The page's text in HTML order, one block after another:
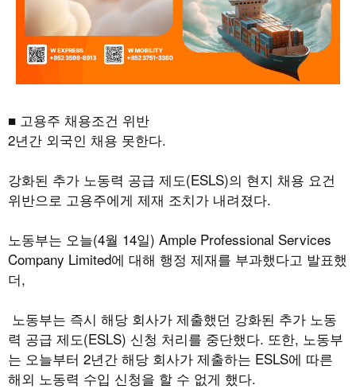
■ 고용주 채용조건 위반
2년간 외국인 채용 못한다.
강화된 추가 노동력 공급 제도(ESLS)의 현지 채용 요건
위반으로 고용주에게 제재 조치가 내려졌다.
노동부는 오늘(4월 14일) Ample Professional Services
Company Limited에 대해 행정 제재를 부과했다고 발표했
더,
노동부는 즉시 해당 회사가 제출했던 강화된 추가 노동
력 공급 제도(ESLS) 신청 처리를 중단했다. 또한, 노동부
는 오늘부터 2년간 해당 회사가 제출하는 ESLS에 따른
해외 노동력 수입 신청을 할 수 없게 했다.